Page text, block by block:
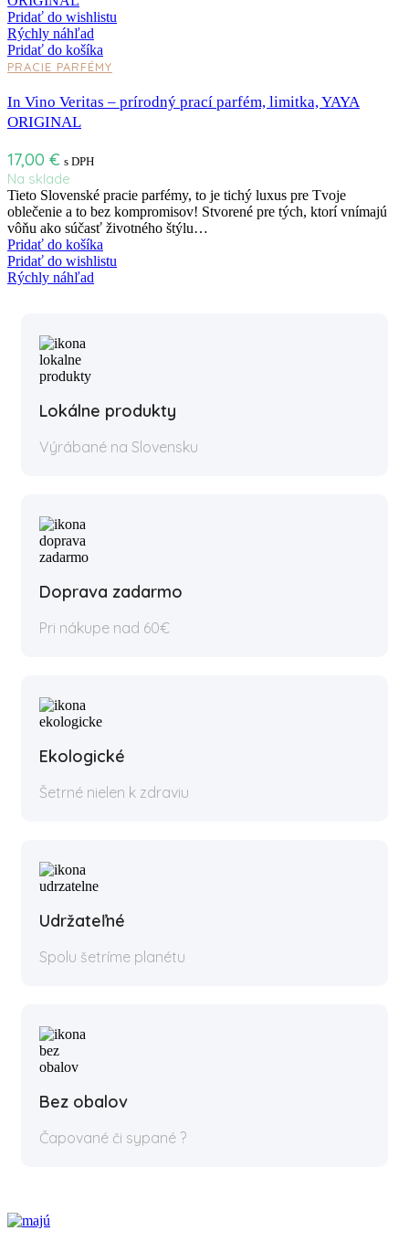
Pridať do wishlistu
Rýchly náhľad
Pridať do košíka
PRACIE PARFÉMY
In Vino Veritas – prírodný prací parfém, limitka, YAYA
ORIGINAL
17,00 € s DPH
Na sklade
Tieto Slovenské pracie parfémy, to je tichý luxus pre Tvoje
oblečenie a to bez kompromisov! Stvorené pre tých, ktorí vnímajú
vôňu ako súčasť životného štýlu…
Pridať do košíka
Pridať do wishlistu
Rýchly náhľad
Lokálne produkty
Výrábané na Slovensku
Doprava zadarmo
Pri nákupe nad 60€
Ekologické
Šetrné nielen k zdraviu
Udržateľné
Spolu šetríme planétu
Bez obalov
Čapované či sypané ?